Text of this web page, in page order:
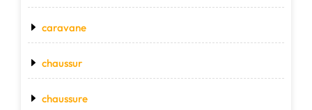
caravane
chaussur
chaussure